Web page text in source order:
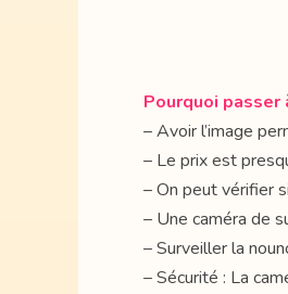
Pourquoi passer
– Avoir l’image
– Le prix est
– On peut vérifier
– Une caméra de
– Surveiller la
– Sécurité : La